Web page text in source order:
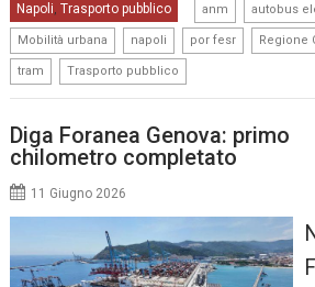
Napoli, Trasporto pubblico anm autobus
Mobilità urbana napoli por fesr Regione
tram Trasporto pubblico
Diga Foranea Genova: primo
chilometro completato
11 Giugno 2026